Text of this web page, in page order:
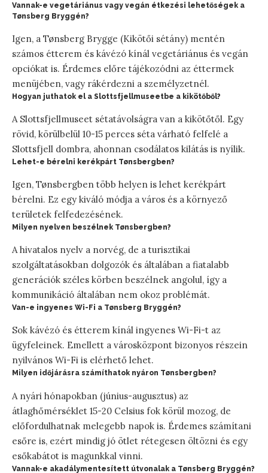
Vannak-e vegetáriánus vagy vegán étkezési lehetőségek a
Tønsberg Bryggén?
Igen, a Tønsberg Brygge (Kikötői sétány) mentén
számos étterem és kávézó kínál vegetáriánus és vegán
opciókat is. Érdemes előre tájékozódni az éttermek
menüjében, vagy rákérdezni a személyzetnél.
Hogyan juthatok el a Slottsfjellmuseetbe a kikötőből?
A Slottsfjellmuseet sétatávolságra van a kikötőtől. Egy
rövid, körülbelül 10-15 perces séta várható felfelé a
Slottsfjell dombra, ahonnan csodálatos kilátás is nyílik.
Lehet-e bérelni kerékpárt Tønsbergben?
Igen, Tønsbergben több helyen is lehet kerékpárt
bérelni. Ez egy kiváló módja a város és a környező
területek felfedezésének.
Milyen nyelven beszélnek Tønsbergben?
A hivatalos nyelv a norvég, de a turisztikai
szolgáltatásokban dolgozók és általában a fiatalabb
generációk széles körben beszélnek angolul, így a
kommunikáció általában nem okoz problémát.
Van-e ingyenes Wi-Fi a Tønsberg Bryggén?
Sok kávézó és étterem kínál ingyenes Wi-Fi-t az
ügyfeleinek. Emellett a városközpont bizonyos részein
nyilvános Wi-Fi is elérhető lehet.
Milyen időjárásra számíthatok nyáron Tønsbergben?
A nyári hónapokban (június-augusztus) az
átlaghőmérséklet 15-20 Celsius fok körül mozog, de
előfordulhatnak melegebb napok is. Érdemes számítani
esőre is, ezért mindig jó ötlet rétegesen öltözni és egy
esőkabátot is magunkkal vinni.
Vannak-e akadálymentesített útvonalak a Tønsberg Bryggén?